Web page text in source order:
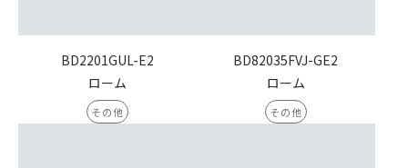
BD2201GUL-E2
ローム
その他
BD82035FVJ-GE2
ローム
その他